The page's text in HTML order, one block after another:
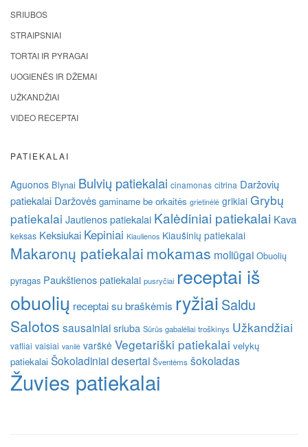
SRIUBOS
STRAIPSNIAI
TORTAI IR PYRAGAI
UOGIENĖS IR DŽEMAI
UŽKANDŽIAI
VIDEO RECEPTAI
PATIEKALAI
Aguonos Blynai Bulvių patiekalai cinamonas citrina Daržovių
patiekalai Daržovės gaminame be orkaitės grietinėlė grikiai Grybų
patiekalai Jautienos patiekalai Kalėdiniai patiekalai Kava
keksas Keksiukai Kepiniai Kiaulienos Kiaušinių patiekalai
Makaronų patiekalai mokamas moliūgai Obuolių
pyragas Paukštienos patiekalai pusryčiai receptai iš
obuolių receptai su braškėmis ryžiai Saldu
Salotos sausainiai sriuba Sūrūs gabalėliai troškinys Užkandžiai
vafliai vaisiai vanilė varškė Vegetariški patiekalai velykų
patiekalai Šokoladiniai desertai Šventėms šokoladas
Žuvies patiekalai